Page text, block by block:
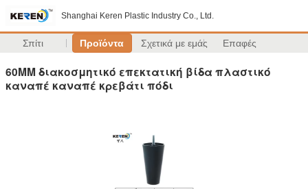
Shanghai Keren Plastic Industry Co., Ltd.
Σπίτι Προϊόντα Σχετικά με εμάς Επαφές
60MM διακοσμητικό επεκτατική βίδα πλαστικό
καναπέ καναπέ κρεβάτι πόδι